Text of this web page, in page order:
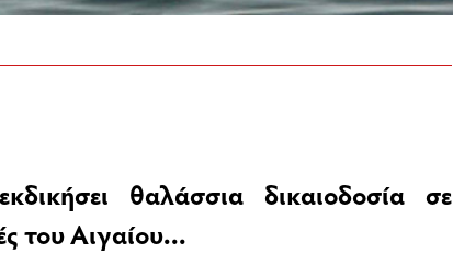
θαλάσσια δικαιοδοσία σε
του Αιγαίου...